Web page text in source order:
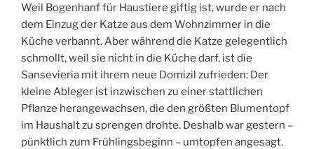
Weil Bogenhanf für Haustiere giftig ist, wurde er nach
dem Einzug der Katze aus dem Wohnzimmer in die
Küche verbannt. Aber während die Katze gelegentlich
schmollt, weil sie nicht in die Küche darf, ist die
Sansevieria mit ihrem neue Domizil zufrieden: Der
kleine Ableger ist inzwischen zu einer stattlichen
Pflanze herangewachsen, die den größten Blumentopf
im Haushalt zu sprengen drohte. Deshalb war gestern –
pünktlich zum Frühlingsbeginn – umtopfen angesagt.